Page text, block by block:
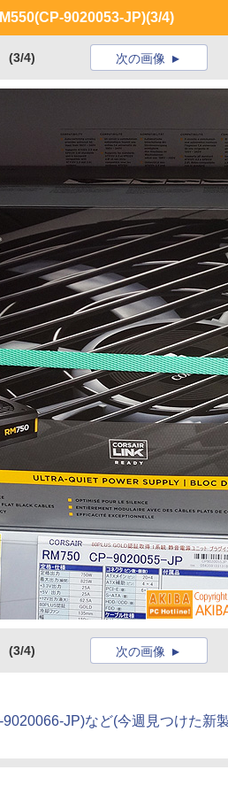
9020053-JP)(3/4)
(3/4) 次の画像
(3/4) 次の画像
JP)など(今週見つけた新